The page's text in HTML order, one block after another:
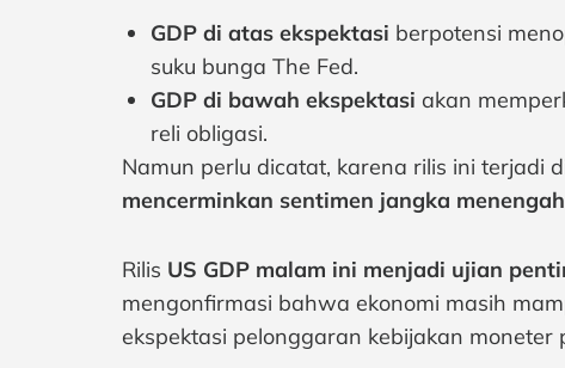
GDP di atas ekspektasi berpotensi
suku bunga The Fed.
GDP di bawah ekspektasi akan
reli obligasi.
Namun perlu dicatat, karena rilis ini terjadi
mencerminkan sentimen jangka menengah
Rilis US GDP malam ini menjadi ujian
mengonfirmasi bahwa ekonomi masih
ekspektasi pelonggaran kebijakan moneter